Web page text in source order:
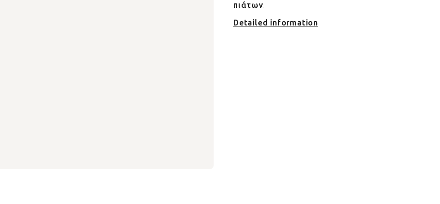
πιάτων.
Detailed information